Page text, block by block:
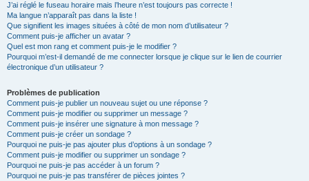
J’ai réglé le fuseau horaire mais l’heure n’est toujours pas correcte !
Ma langue n’apparaît pas dans la liste !
Que signifient les images situées à côté de mon nom d’utilisateur ?
Comment puis-je afficher un avatar ?
Quel est mon rang et comment puis-je le modifier ?
Pourquoi m’est-il demandé de me connecter lorsque je clique sur le lien de courrier
électronique d’un utilisateur ?
Problèmes de publication
Comment puis-je publier un nouveau sujet ou une réponse ?
Comment puis-je modifier ou supprimer un message ?
Comment puis-je insérer une signature à mon message ?
Comment puis-je créer un sondage ?
Pourquoi ne puis-je pas ajouter plus d’options à un sondage ?
Comment puis-je modifier ou supprimer un sondage ?
Pourquoi ne puis-je pas accéder à un forum ?
Pourquoi ne puis-je pas transférer de pièces jointes ?